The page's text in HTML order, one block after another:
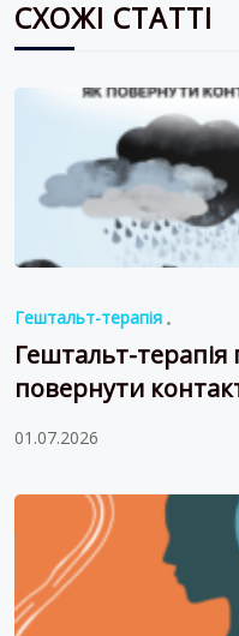
СХОЖІ СТАТТІ
Гештальт-терапія
Гештальт-терапія
повернути
01.07.2026